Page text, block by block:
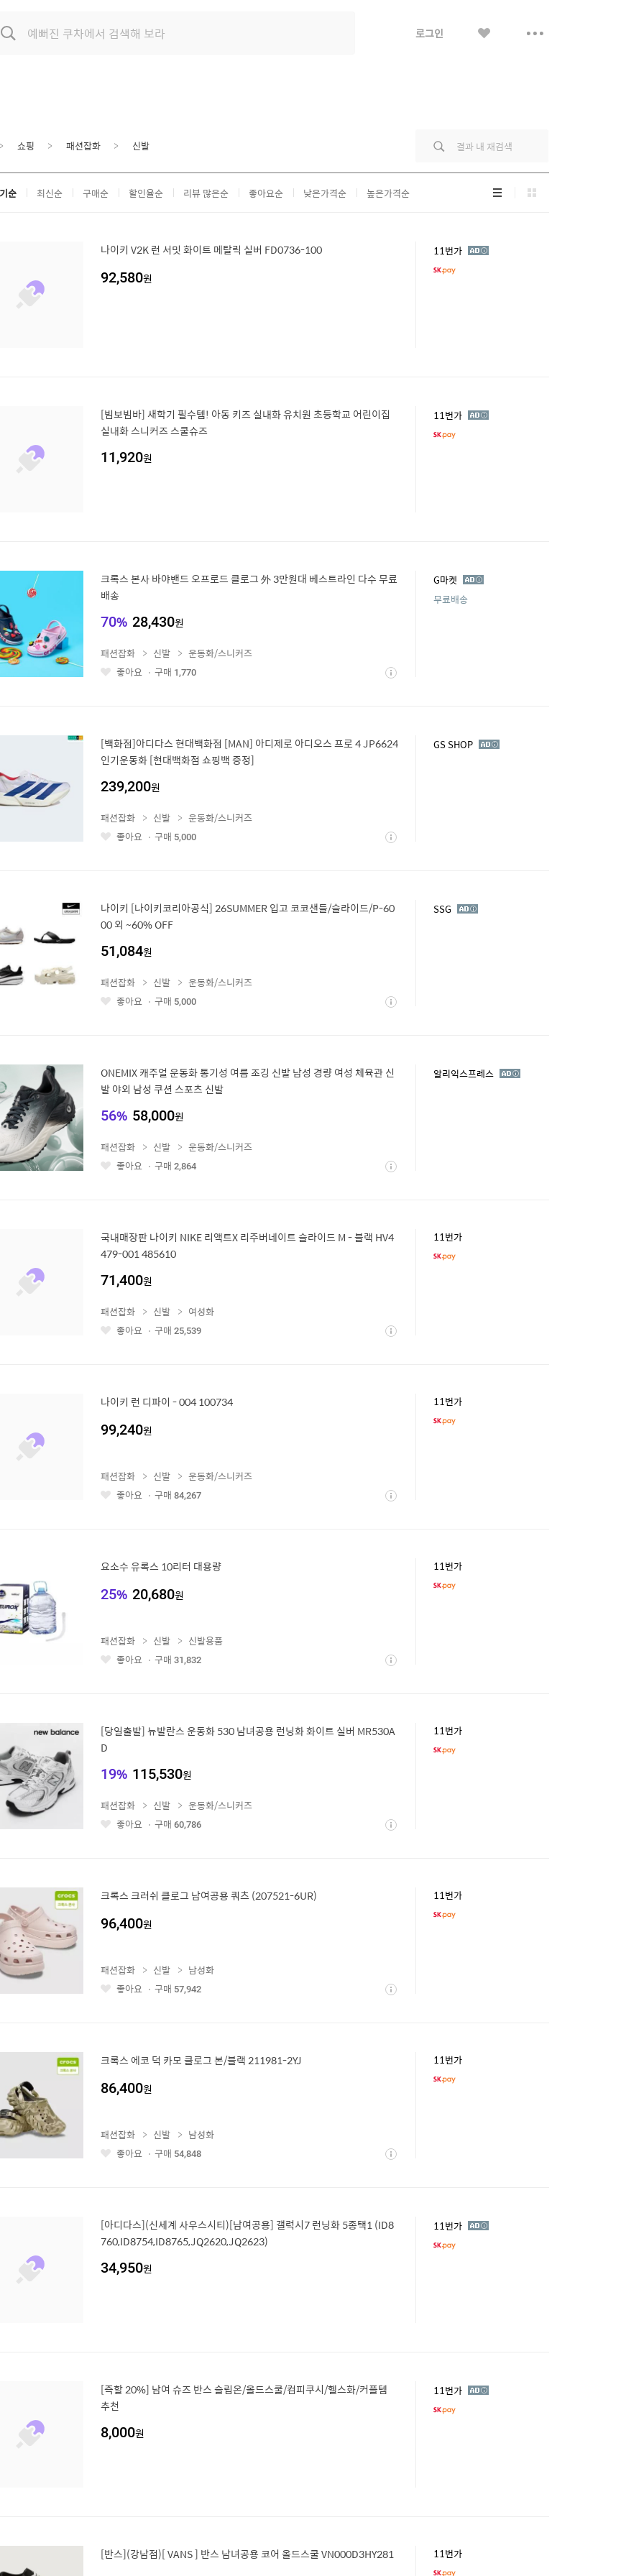
로그인 보
쇼핑 패션잡화 신발
순 최신순 구매순 할인율순 리뷰 많은순 좋아요순 낮은가격순 높은가격순 리
스
그
리
나이키 V2K 런 서밋 화이트 메탈릭 실버 FD0736-100
92,580원
11번가 광
[빔보빔바] 새학기 필수템! 아동 키즈 실내화 유치원 초등학교 어린이집
실내화 스니커즈 스쿨슈즈
11,920원
11번가 광
크록스 본사 바야밴드 오프로드 클로그 外 3만원대 베스트라인 다수 무료
배송
70% 28,430원
G마켓 광
고
무료배송
좋 상
패션잡화 신발
운동화/스니커즈
좋아요
구매 1,770
[백화점]아디다스 현대백화점 [MAN] 아디제로 아디오스 프로 4 JP6624
인기운동화 [현대백화점 쇼핑백 증정]
239,200원
GS SHOP 광
좋 상
패션잡화 신발
운동화/스니커즈
좋아요
구매 5,000
나이키 [나이키코리아공식] 26SUMMER 입고 코코샌들/슬라이드/P-60
00 외 ~60% OFF
51,084원
SSG 광
좋 상
패션잡화 신발
운동화/스니커즈
좋아요
구매 5,000
ONEMIX 캐주얼 운동화 통기성 여름 조깅 신발 남성 경량 여성 체육관 신
발 야외 남성 쿠션 스포츠 신발
56% 58,000원
알리익스프레스 광
좋 상
패션잡화 신발
운동화/스니커즈
좋아요
구매 2,864
국내매장판 나이키 NIKE 리액트X 리주버네이트 슬라이드 M - 블랙 HV4
479-001 485610
71,400원
11번가
좋 상
패션잡화 신발
여성화
좋아요
구매 25,539
나이키 런 디파이 - 004 100734
99,240원
11번가
좋 상
패션잡화 신발
운동화/스니커즈
좋아요
구매 84,267
요소수 유록스 10리터 대용량
25% 20,680원
11번가
좋 상
패션잡화 신발
신발용품
좋아요
구매 31,832
[당일출발] 뉴발란스 운동화 530 남녀공용 런닝화 화이트 실버 MR530A
D
19% 115,530원
11번가
좋 상
패션잡화 신발
운동화/스니커즈
좋아요
구매 60,786
크록스 크러쉬 클로그 남여공용 쿼츠 (207521-6UR)
96,400원
11번가
좋 상
패션잡화 신발
남성화
좋아요
구매 57,942
크록스 에코 덕 카모 클로그 본/블랙 211981-2YJ
86,400원
11번가
좋 상
패션잡화 신발
남성화
좋아요
구매 54,848
[아디다스](신세계 사우스시티)[남여공용] 갤럭시7 런닝화 5종택1 (ID8
760,ID8754,ID8765,JQ2620,JQ2623)
34,950원
11번가 광
[즉할 20%] 남여 슈즈 반스 슬립온/올드스쿨/컴피쿠시/헬스화/커플템
추천
8,000원
11번가 광
[반스](강남점)[ VANS ] 반스 남녀공용 코어 올드스쿨 VN000D3HY281 11번가